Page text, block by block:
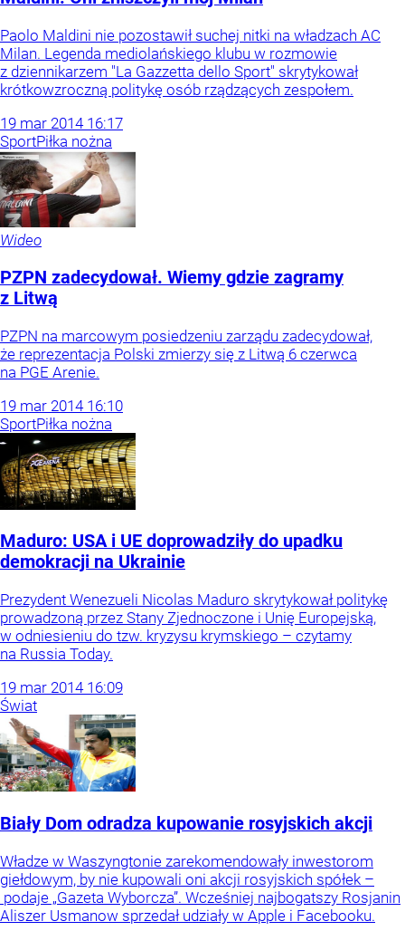
Paolo Maldini nie pozostawił suchej nitki na władzach AC
Milan. Legenda mediolańskiego klubu w rozmowie
z dziennikarzem "La Gazzetta dello Sport" skrytykował
krótkowzroczną politykę osób rządzących zespołem.
19 mar 2014 16:17
SportPiłka nożna
Wideo
PZPN zadecydował. Wiemy gdzie zagramy
z Litwą
PZPN na marcowym posiedzeniu zarządu zadecydował,
że reprezentacja Polski zmierzy się z Litwą 6 czerwca
na PGE Arenie.
19 mar 2014 16:10
SportPiłka nożna
Maduro: USA i UE doprowadziły do upadku
demokracji na Ukrainie
Prezydent Wenezueli Nicolas Maduro skrytykował politykę
prowadzoną przez Stany Zjednoczone i Unię Europejską,
w odniesieniu do tzw. kryzysu krymskiego – czytamy
na Russia Today.
19 mar 2014 16:09
Świat
Biały Dom odradza kupowanie rosyjskich akcji
Władze w Waszyngtonie zarekomendowały inwestorom
giełdowym, by nie kupowali oni akcji rosyjskich spółek –
podaje „Gazeta Wyborcza”. Wcześniej najbogatszy Rosjanin
Aliszer Usmanow sprzedał udziały w Apple i Facebooku.